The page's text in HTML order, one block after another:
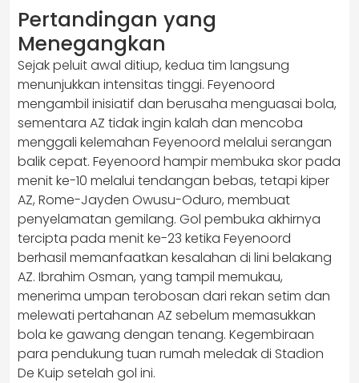
Pertandingan yang
Menegangkan
Sejak peluit awal ditiup, kedua tim langsung
menunjukkan intensitas tinggi. Feyenoord
mengambil inisiatif dan berusaha menguasai bola,
sementara AZ tidak ingin kalah dan mencoba
menggali kelemahan Feyenoord melalui serangan
balik cepat. Feyenoord hampir membuka skor pada
menit ke-10 melalui tendangan bebas, tetapi kiper
AZ, Rome-Jayden Owusu-Oduro, membuat
penyelamatan gemilang. Gol pembuka akhirnya
tercipta pada menit ke-23 ketika Feyenoord
berhasil memanfaatkan kesalahan di lini belakang
AZ. Ibrahim Osman, yang tampil memukau,
menerima umpan terobosan dari rekan setim dan
melewati pertahanan AZ sebelum memasukkan
bola ke gawang dengan tenang. Kegembiraan
para pendukung tuan rumah meledak di Stadion
De Kuip setelah gol ini.